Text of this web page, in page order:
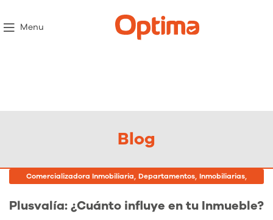
Menu
Blog
Comercializadora Inmobiliaria, Departamentos, Inmobiliarias,
Plusvalía: ¿Cuánto influye en tu Inmueble?